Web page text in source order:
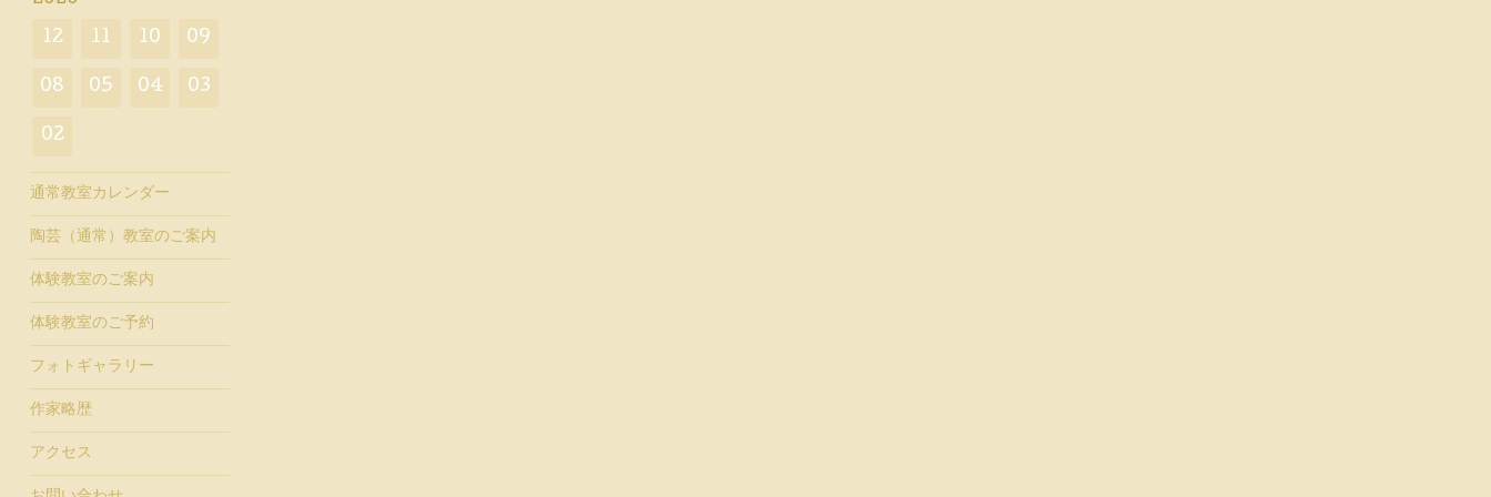
12 11 10 09
08 05 04 03
02
通常教室カレンダー
陶芸（通常）教室のご案内
体験教室のご案内
体験教室のご予約
フォトギャラリー
作家略歴
アクセス